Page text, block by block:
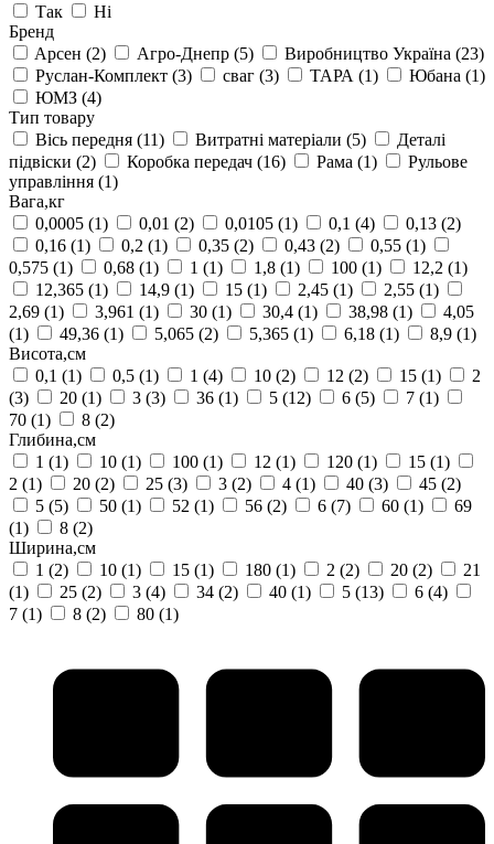
Так
Ні
Бренд
Aрсен (2) Агро-Днепр (5) Виробництво Україна (23)
Руслан-Комплект (3) сваг (3) ТАРА (1) Юбана (1)
ЮМЗ (4)
Тип товару
Вісь передня (11) Витратні матеріали (5)
Деталі
підвіски (2) Коробка передач (16) Рама (1)
Рульове
управління (1)
Вага,кг
0,0005 (1) 0,01 (2) 0,0105 (1) 0,1 (4) 0,13 (2)
0,16 (1) 0,2 (1) 0,35 (2) 0,43 (2) 0,55 (1)
0,575 (1) 0,68 (1) 1 (1) 1,8 (1) 100 (1) 12,2 (1)
12,365 (1) 14,9 (1) 15 (1) 2,45 (1) 2,55 (1)
2,69 (1) 3,961 (1) 30 (1) 30,4 (1) 38,98 (1)
4,05
(1)
49,36 (1) 5,065 (2) 5,365 (1) 6,18 (1) 8,9 (1)
Висота,см
0,1 (1) 0,5 (1) 1 (4) 10 (2) 12 (2) 15 (1)
2
(3)
20 (1) 3 (3) 36 (1) 5 (12) 6 (5) 7 (1)
70 (1) 8 (2)
Глибина,см
1 (1) 10 (1) 100 (1) 12 (1) 120 (1) 15 (1)
2 (1) 20 (2) 25 (3) 3 (2) 4 (1) 40 (3) 45 (2)
5 (5) 50 (1) 52 (1) 56 (2) 6 (7) 60 (1)
69
(1)
8 (2)
Ширина,см
1 (2) 10 (1) 15 (1) 180 (1) 2 (2) 20 (2)
21
(1)
25 (2) 3 (4) 34 (2) 40 (1) 5 (13) 6 (4)
7 (1) 8 (2) 80 (1)